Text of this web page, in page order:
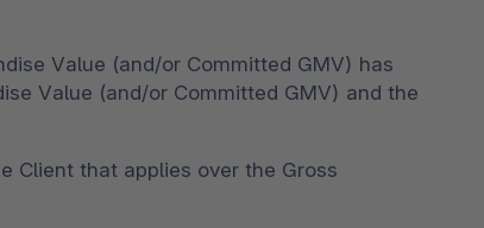
Value (and/or Committed GMV) has
Value (and/or Committed GMV) and the
Client that applies over the Gross